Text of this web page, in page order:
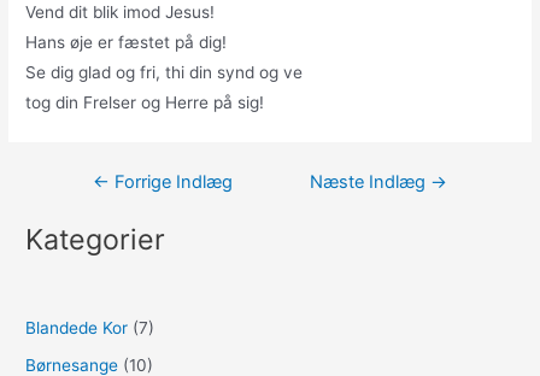
Vend dit blik imod Jesus!
Hans øje er fæstet på dig!
Se dig glad og fri, thi din synd og ve
tog din Frelser og Herre på sig!
Indlægsnavigation
← Forrige Indlæg Næste Indlæg →
Kategorier
Blandede Kor (7)
Børnesange (10)